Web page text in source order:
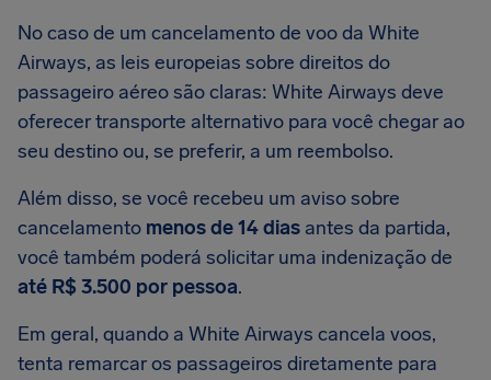
No caso de um cancelamento de voo da White
Airways, as leis europeias sobre direitos do
passageiro aéreo são claras: White Airways deve
oferecer transporte alternativo para você chegar ao
seu destino ou, se preferir, a um reembolso.
Além disso, se você recebeu um aviso sobre
cancelamento menos de 14 dias antes da partida,
você também poderá solicitar uma indenização de
até R$ 3.500 por pessoa.
Em geral, quando a White Airways cancela voos,
tenta remarcar os passageiros diretamente para